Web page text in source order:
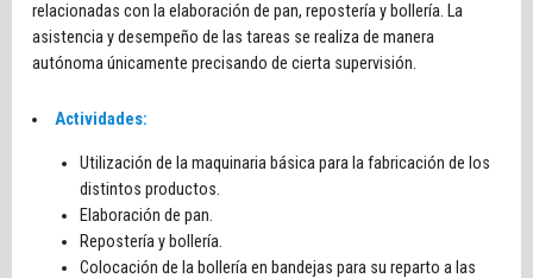
relacionadas con la elaboración de pan, repostería y bollería. La
asistencia y desempeño de las tareas se realiza de manera
autónoma únicamente precisando de cierta supervisión.
Actividades:
Utilización de la maquinaria básica para la fabricación de los
distintos productos.
Elaboración de pan.
Repostería y bollería.
Colocación de la bollería en bandejas para su reparto a las